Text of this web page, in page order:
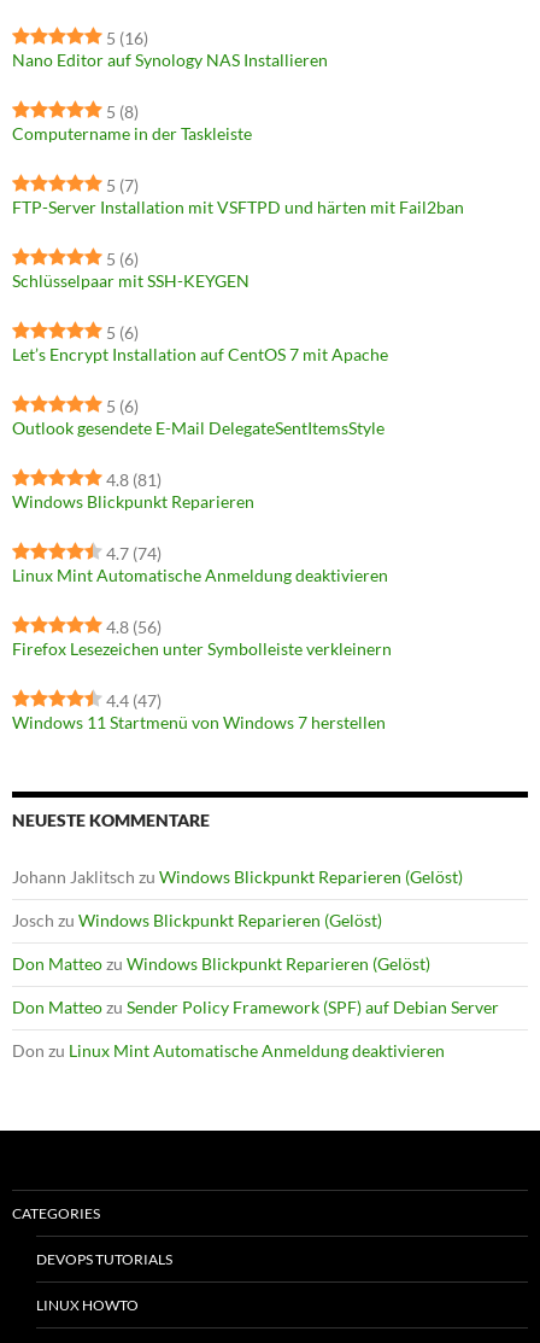
5 (16)
Nano Editor auf Synology NAS Installieren
5 (8)
Computername in der Taskleiste
5 (7)
FTP-Server Installation mit VSFTPD und härten mit Fail2ban
5 (6)
Schlüsselpaar mit SSH-KEYGEN
5 (6)
Let’s Encrypt Installation auf CentOS 7 mit Apache
5 (6)
Outlook gesendete E-Mail DelegateSentItemsStyle
4.8 (81)
Windows Blickpunkt Reparieren
4.7 (74)
Linux Mint Automatische Anmeldung deaktivieren
4.8 (56)
Firefox Lesezeichen unter Symbolleiste verkleinern
4.4 (47)
Windows 11 Startmenü von Windows 7 herstellen
NEUESTE KOMMENTARE
Johann Jaklitsch zu Windows Blickpunkt Reparieren (Gelöst)
Josch zu Windows Blickpunkt Reparieren (Gelöst)
Don Matteozu Windows Blickpunkt Reparieren (Gelöst)
Don Matteozu Sender Policy Framework (SPF) auf Debian Server
Don zu Linux Mint Automatische Anmeldung deaktivieren
CATEGORIES
DEVOPS TUTORIALS
LINUX HOWTO